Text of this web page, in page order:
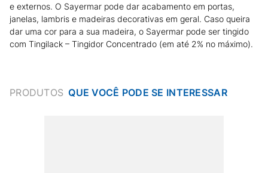
e externos. O Sayermar pode dar acabamento em portas,
janelas, lambris e madeiras decorativas em geral. Caso queira
dar uma cor para a sua madeira, o Sayermar pode ser tingido
com Tingilack – Tingidor Concentrado (em até 2% no máximo).
PRODUTOS